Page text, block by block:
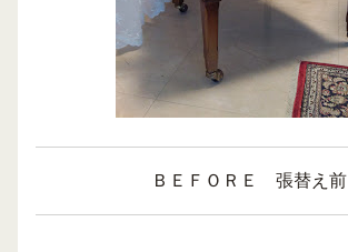
ＢＥＦＯＲＥ 張替え前